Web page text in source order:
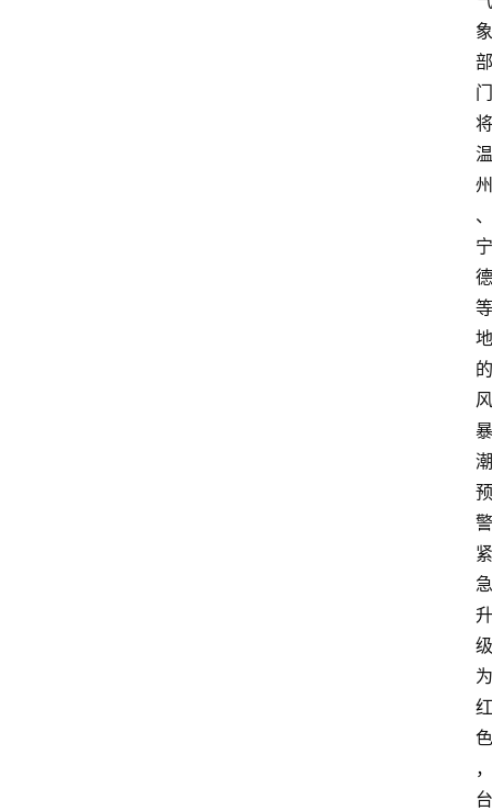
象
部
门
将
温
州
、
宁
德
等
地
的
风
暴
潮
预
警
紧
急
升
级
为
红
色
，
台